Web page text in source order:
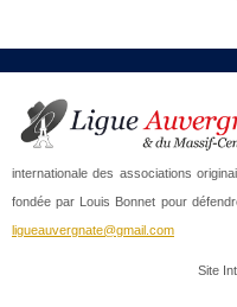
internationale des associations
fondée par Louis Bonnet pour
ligueauvergnate@gmail.com
Site